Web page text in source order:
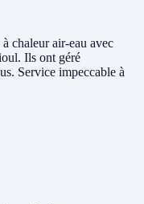
chaleur air-eau avec
Ils ont géré
Service impeccable à